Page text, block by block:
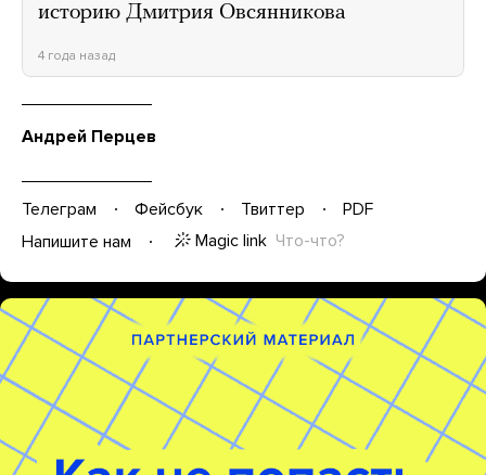
историю Дмитрия Овсянникова
4 года назад
Андрей Перцев
Телеграм Фейсбук Твиттер
PDF
Напишите нам
Magic link Что-что?